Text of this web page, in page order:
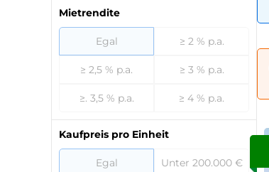
Mietrendite
Egal ≥ 2 % p.a.
≥ 2,5 % p.a. ≥ 3 % p.a.
≥. 3,5 % p.a. ≥ 4 % p.a.
Kaufpreis pro Einheit
Egal Unter 200.000 €